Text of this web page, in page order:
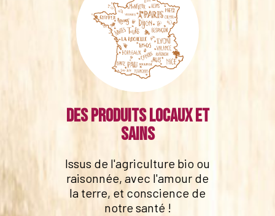
Des produits locaux et
sains
Issus de l'agriculture bio ou
raisonnée, avec l'amour de
la terre, et conscience de
notre santé !